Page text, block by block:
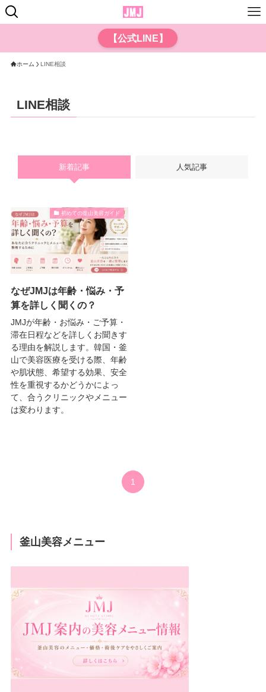
【公式LINE】
ホーム LINE相談
LINE相談
新着記事 人気記事
初めての釜山美容ガイド
なぜJMJは年齢・悩み・予
算を詳しく聞くの？
JMJが年齢・お悩み・ご予算・
滞在日程などを詳しくお聞きす
る理由を解説します。韓国・釜
山で美容医療を受ける際、年齢
や肌状態、希望する効果、安全
性を重視するかどうかによっ
て、合うクリニックやメニュー
は変わります。
1
釜山美容メニュー